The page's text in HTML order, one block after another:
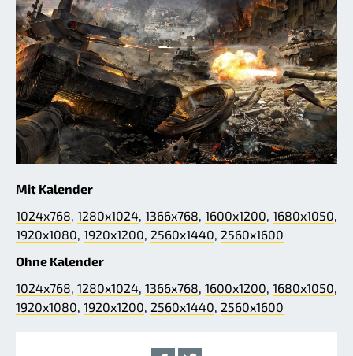
Mit Kalender
1024x768, 1280x1024, 1366x768, 1600x1200, 1680x1050,
1920x1080, 1920x1200, 2560x1440, 2560x1600
Ohne Kalender
1024x768, 1280x1024, 1366x768, 1600x1200, 1680x1050,
1920x1080, 1920x1200, 2560x1440, 2560x1600